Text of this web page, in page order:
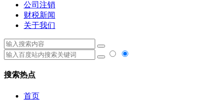
公司注销
财税新闻
关于我们
搜索热点
首页